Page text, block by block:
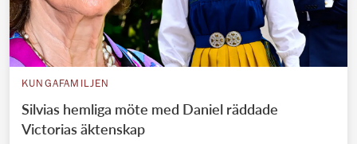
KUNGAFAMILJEN
Silvias hemliga möte med Daniel räddade
Victorias äktenskap